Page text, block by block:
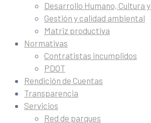
Desarrollo Humano, Cultura
Gestión y calidad ambiental
Matriz productiva
Normativas
Contratistas incumplidos
PDOT
Rendición de Cuentas
Transparencia
Servicios
Red de parques